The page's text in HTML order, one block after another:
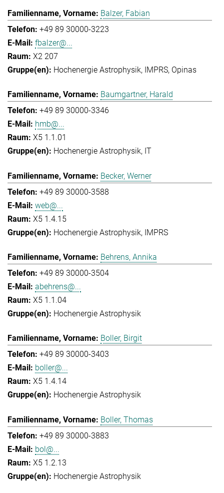
Balzer, Fabian
+49 89 30000-3223
fbalzer@...
X2 207
Hochenergie Astrophysik IMPRS Opinas
Baumgartner, Harald
+49 89 30000-3346
hmb@...
X5 1.1.01
Hochenergie Astrophysik IT
Becker, Werner
+49 89 30000-3588
web@...
X5 1.4.15
Hochenergie Astrophysik IMPRS
Behrens, Annika
+49 89 30000-3504
abehrens@...
X5 1.1.04
Hochenergie Astrophysik
Boller, Birgit
+49 89 30000-3403
boller@...
X5 1.4.14
Hochenergie Astrophysik
Boller, Thomas
+49 89 30000-3883
bol@...
X5 1.2.13
Hochenergie Astrophysik